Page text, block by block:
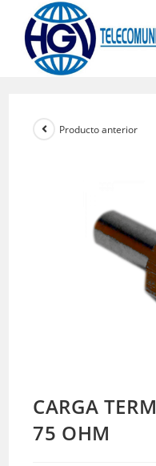
Producto anterior
CARGA
75 OHM